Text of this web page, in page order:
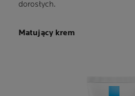
dorosłych.
Matujący krem